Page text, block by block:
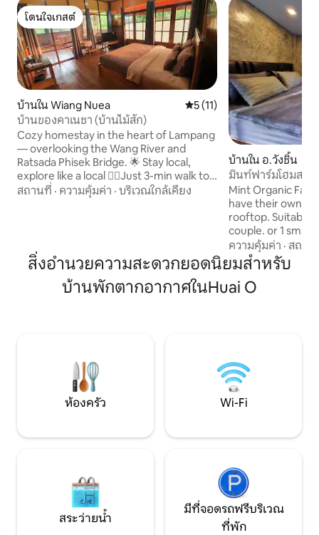
โดนใจเกสต์
โดนใจเกสต์
บ้านใน Wiang Nuea คะแนนเฉลี่ย 5 จาก 5, 11 รีวิว
5 (11)
บ้านของคาเนชา (บ้านไม้สัก)
Cozy homestay in the heart of Lampang
— overlooking the Wang River and
Ratsada Phisek Bridge. 🌟 Stay local,
explore like a local 🚶‍♂️Just 3-min walk to
the local daily market 🍨 5 min to the
lively weekend night market 🥡 10 min to
explore the old town! Whether you're
here to relax by the river or stroll the
night markets, Kanecha's Home is your
perfect base in Lampang.
สถานที่ · ความคุ้มค่า · บริเวณใกล้เคียง
บ้านใน อ.วังชิ้น
มินท์ฟาร์มโฮมสเต
ร์ททีวี
Mint Organic
have their own
rooftop. Suitable for 1 group of friends, 1
couple. or 1 small family There is no
separation or room
room. Open the house and immediately
find 1 king size bed
little further into the
1 air conditioner. If 3 or more customers
ความคุ้มค่า · สถาน
สิ่งอำนวยความสะดวกยอดนิยมสำหรับ
บ้านพักตากอากาศในHuai O
ห้องครัว Wi-Fi
สระว่ายน้ำ
มีที่จอดรถฟรีบริเวณ
ที่พัก